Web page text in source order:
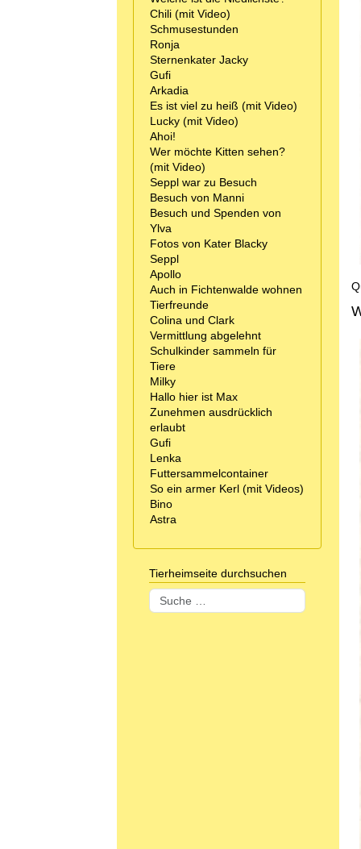
Chili (mit Video)
Schmusestunden
Ronja
Sternenkater Jacky
Gufi
Arkadia
Es ist viel zu heiß (mit Video)
Lucky (mit Video)
Ahoi!
Wer möchte Kitten sehen?
(mit Video)
Seppl war zu Besuch
Besuch von Manni
Besuch und Spenden von
Ylva
Fotos von Kater Blacky
Seppl
Apollo
Auch in Fichtenwalde wohnen
Tierfreunde
Colina und Clark
Vermittlung abgelehnt
Schulkinder sammeln für
Tiere
Milky
Hallo hier ist Max
Zunehmen ausdrücklich
erlaubt
Gufi
Lenka
Futtersammelcontainer
So ein armer Kerl (mit Videos)
Bino
Astra
Tierheimseite durchsuchen
Suchen